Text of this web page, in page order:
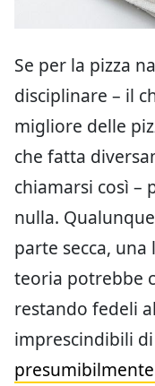
Se per la pizza
disciplinare – il
migliore delle
che fatta
chiamarsi così –
nulla.
parte secca,
teoria potrebbe
restando fedeli
imprescindibili